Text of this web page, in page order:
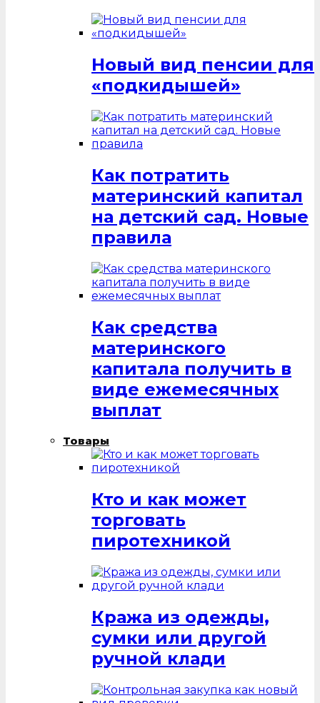
Новый вид пенсии для
«подкидышей»
Как потратить
материнский капитал
на детский сад. Новые
правила
Как средства
материнского
капитала получить в
виде ежемесячных
выплат
Товары
Кто и как может
торговать
пиротехникой
Кража из одежды,
сумки или другой
ручной клади